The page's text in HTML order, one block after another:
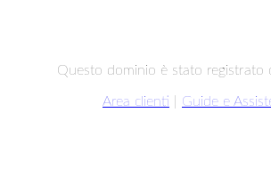
Questo dominio è stato registrato
Area clienti Guide e